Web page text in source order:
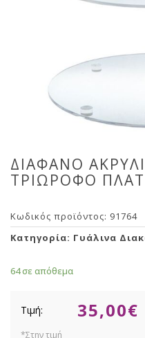
ΔΙΑΦΑΝΟ
ΤΡΙΩΡΟΦΟ
Κωδικός προϊόντος: 91764
Κατηγορία: Γυάλινα
64 σε απόθεμα
35,00€